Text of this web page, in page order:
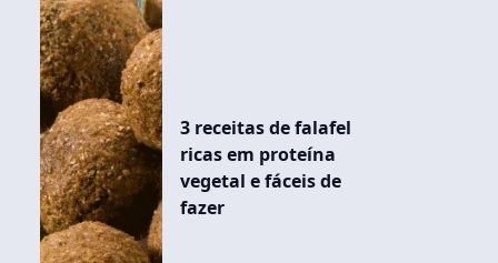
3 receitas de falafel
ricas em proteína
vegetal e fáceis de
fazer